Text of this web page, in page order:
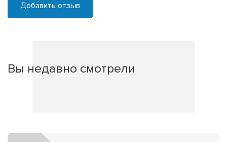
Добавить отзыв
Вы недавно смотрели